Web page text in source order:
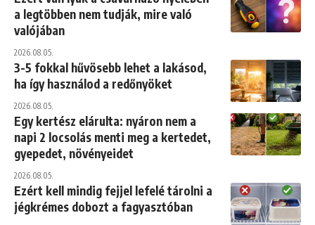
a legtöbben nem tudják, mire való
valójában
2026.08.05.
3-5 fokkal hűvösebb lehet a lakásod,
ha így használod a redőnyöket
2026.08.05.
Egy kertész elárulta: nyáron nem a
napi 2 locsolás menti meg a kertedet,
gyepedet, növényeidet
2026.08.05.
Ezért kell mindig fejjel lefelé tárolni a
jégkrémes dobozt a fagyasztóban